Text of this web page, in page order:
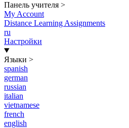
Панель учителя >
My Account
Distance Learning Assignments
ru
Настройки
Языки >
spanish
german
russian
italian
vietnamese
french
english